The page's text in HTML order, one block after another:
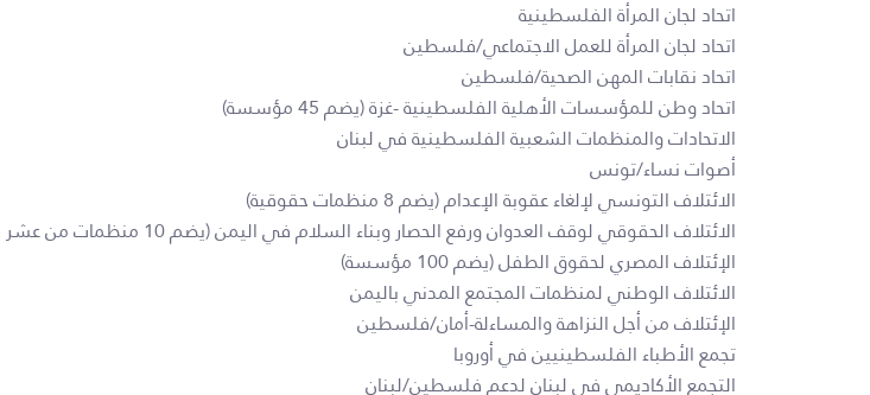
اتحاد لجان المرأة الفلسطينية
اتحاد لجان المرأة للعمل الاجتماعي/فلسطين
اتحاد نقابات المهن الصحية/فلسطين
اتحاد وطن للمؤسسات الأهلية الفلسطينية -غزة (يضم 45 مؤسسة)
الاتحادات والمنظمات الشعبية الفلسطينية في لبنان
أصوات نساء/تونس
الائتلاف التونسي لإلغاء عقوبة الإعدام (يضم 8 منظمات حقوقية)
الائتلاف الحقوقي لوقف العدوان ورفع الحصار وبناء السلام في اليمن (يضم 10 منظمات من عشر بلدان عربية)
الإئتلاف المصري لحقوق الطفل (يضم 100 مؤسسة)
الائتلاف الوطني لمنظمات المجتمع المدني باليمن
الإئتلاف من أجل النزاهة والمساءلة-أمان/فلسطين
تجمع الأطباء الفلسطينيين في أوروبا
التجمع الأكاديمي في لبنان لدعم فلسطين/لبنان